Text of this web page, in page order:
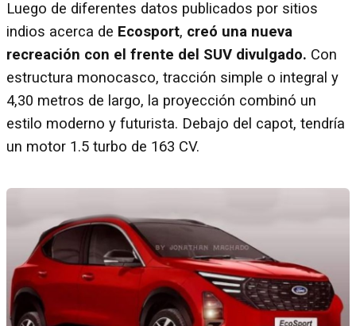
Luego de diferentes datos publicados por sitios
indios acerca de Ecosport, creó una nueva
recreación con el frente del SUV divulgado. Con
estructura monocasco, tracción simple o integral y
4,30 metros de largo, la proyección combinó un
estilo moderno y futurista. Debajo del capot, tendría
un motor 1.5 turbo de 163 CV.